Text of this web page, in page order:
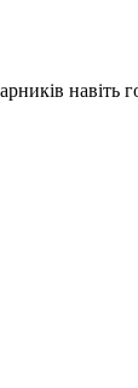
навіть